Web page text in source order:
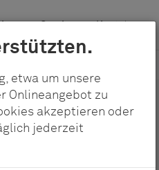
etwa um unsere
Onlineangebot zu
akzeptieren oder
jederzeit
Service Kontakt